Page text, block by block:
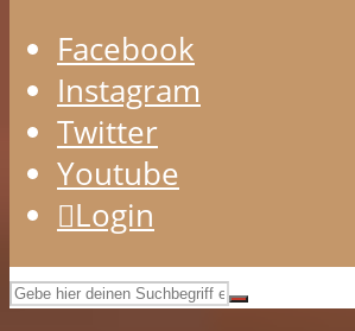
Facebook
Instagram
Twitter
Youtube
Login